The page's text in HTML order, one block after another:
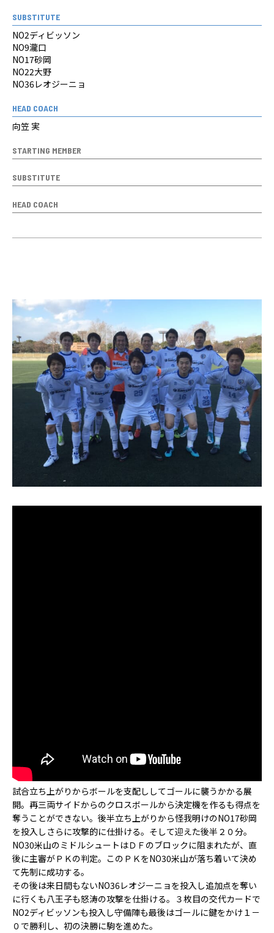
SUBSTITUTE
NO2ディビッソン
NO9瀧口
NO17砂岡
NO22大野
NO36レオジーニョ
HEAD COACH
向笠 実
STARTING MEMBER
SUBSTITUTE
HEAD COACH
試合立ち上がりからボールを支配ししてゴールに襲うかかる展
開。再三両サイドからのクロスボールから決定機を作るも得点を
奪うことができない。後半立ち上がりから怪我明けのNO17砂岡
を投入しさらに攻撃的に仕掛ける。そして迎えた後半２０分。
NO30米山のミドルシュートはＤＦのブロックに阻まれたが、直
後に主審がＰＫの判定。このＰＫをNO30米山が落ち着いて決め
て先制に成功する。
その後は来日間もないNO36レオジーニョを投入し追加点を奪い
に行くも八王子も怒涛の攻撃を仕掛ける。３枚目の交代カードで
NO2ディビッソンも投入し守備陣も最後はゴールに鍵をかけ１－
０で勝利し、初の決勝に駒を進めた。